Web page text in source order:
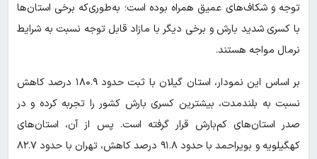
توجه و شکاف‌های عمیق همراه بوده است؛ به‌طوری‌که برخی استان‌ها
با کسری شدید بارش و برخی دیگر با مازاد قابل توجه نسبت به شرایط
نرمال مواجه هستند.
بر اساس این نمودار، استان گیلان با ثبت حدود ۱۸۰.۹ درصد کاهش
نسبت به بلندمدت، بیشترین کسری بارش کشور را تجربه کرده و در
صدر استان‌های کم‌بارش قرار گرفته است. پس از آن، استان‌های
کهگیلویه و بویراحمد با حدود ۹۱.۸ درصد کاهش، تهران با حدود ۸۲.۷